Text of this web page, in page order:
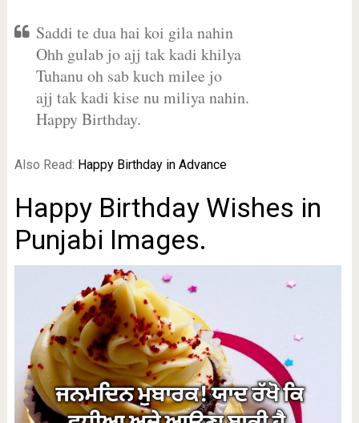
Saddi te dua hai koi gila nahin
Ohh gulab jo ajj tak kadi khilya
Tuhanu oh sab kuch milee jo
ajj tak kadi kise nu miliya nahin.
Happy Birthday.
Also Read: Happy Birthday in Advance
Happy Birthday Wishes in
Punjabi Images.